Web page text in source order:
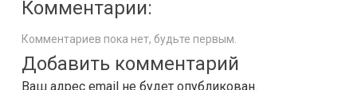
Комментарии:
Комментариев пока нет, будьте первым.
Добавить комментарий
Ваш адрес email не будет опубликован.